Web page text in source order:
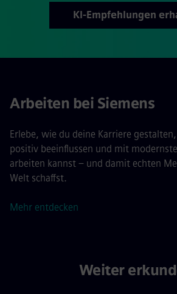
KI-Empfehlungen
Arbeiten bei Siemens
Erlebe, wie du deine Karriere
positiv beeinflussen und mit
arbeiten kannst – und damit echten
Welt schaffst.
Mehr entdecken
Weiter